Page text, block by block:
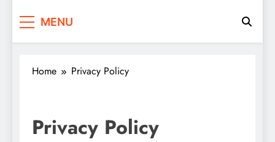
MENU
Home Privacy Policy
Privacy Policy